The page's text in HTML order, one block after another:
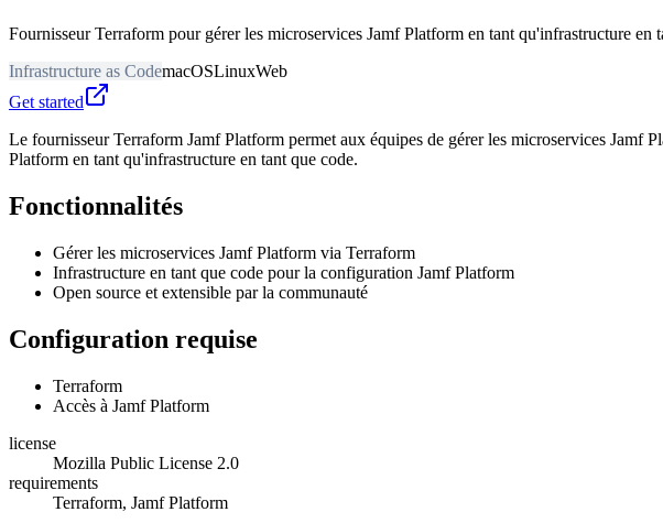
Fournisseur Terraform pour gérer les microservices Jamf Platform en tant qu'infrastructure en
Infrastructure as CodemacOSLinuxWeb
Get started
Le fournisseur Terraform Jamf Platform permet aux équipes de gérer les microservices
Platform en tant qu'infrastructure en tant que code.
Fonctionnalités
Gérer les microservices Jamf Platform via Terraform
Infrastructure en tant que code pour la configuration Jamf Platform
Open source et extensible par la communauté
Configuration requise
Terraform
Accès à Jamf Platform
license
Mozilla Public License 2.0
requirements
Terraform, Jamf Platform